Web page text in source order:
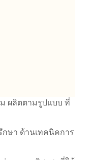
ผลิตตามรูปแบบ ที่
ษา ด้านเทคนิคการ